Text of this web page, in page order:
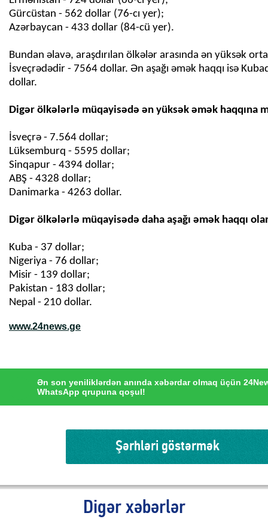
Gürcüstan - 562 dollar (76-cı yer);
Azərbaycan - 433 dollar (84-cü yer).
Bundan əlavə, araşdırılan ölkələr arasında ən yüksək
İsveçrədədir - 7564 dollar. Ən aşağı əmək haqqı isə
dollar.
İsveçrə - 7.564 dollar;
Lüksemburq - 5595 dollar;
Sinqapur - 4394 dollar;
ABŞ - 4328 dollar;
Danimarka - 4263 dollar.
Kuba - 37 dollar;
Nigeriya - 76 dollar;
Misir - 139 dollar;
Pakistan - 183 dollar;
Nepal - 210 dollar.
www.24news.ge
Ən son yeniliklərdən anında xəbərdar olmaq üçün
WhatsApp qrupuna qoşul!
Şərhləri göstərmək
Digər xəbərlər